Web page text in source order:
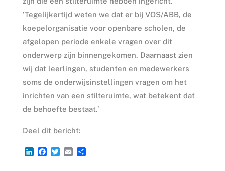
‘Tegelijkertijd weten we dat er bij VOS/ABB, de
koepelorganisatie voor openbare scholen, de
afgelopen periode enkele vragen over dit
onderwerp zijn binnengekomen. Daarnaast zien
wij dat leerlingen, studenten en medewerkers
soms de onderwijsinstellingen vragen om het
inrichten van een stilteruimte, wat betekent dat
de behoefte bestaat.’
Deel dit bericht:
L
F
T
E
D